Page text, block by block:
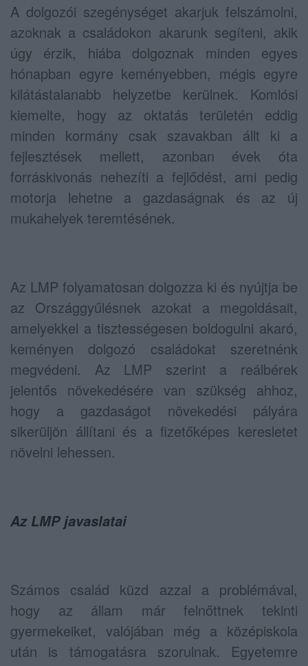
A dolgozói szegénységet akarjuk felszámolni,
azoknak a családokon akarunk segíteni, akik
úgy érzik, hiába dolgoznak minden egyes
hónapban egyre keményebben, mégis egyre
kilátástalanabb helyzetbe kerülnek. Komlósi
kiemelte, hogy az oktatás területén eddig
minden kormány csak szavakban állt ki a
fejlesztések mellett, azonban évek óta
forráskivonás nehezíti a fejlődést, ami pedig
motorja lehetne a gazdaságnak és az új
mukahelyek teremtésének.
Az LMP folyamatosan dolgozza ki és nyújtja be
az Országgyűlésnek azokat a megoldásait,
amelyekkel a tisztességesen boldogulni akaró,
keményen dolgozó családokat szeretnénk
megvédeni. Az LMP szerint a reálbérek
jelentős növekedésére van szükség ahhoz,
hogy a gazdaságot növekedési pályára
sikerüljön állítani és a fizetőképes keresletet
növelni lehessen.
Az LMP javaslatai
Számos család küzd azzal a problémával,
hogy az állam már felnőttnek tekinti
gyermekeiket, valójában még a középiskola
után is támogatásra szorulnak. Egyetemre